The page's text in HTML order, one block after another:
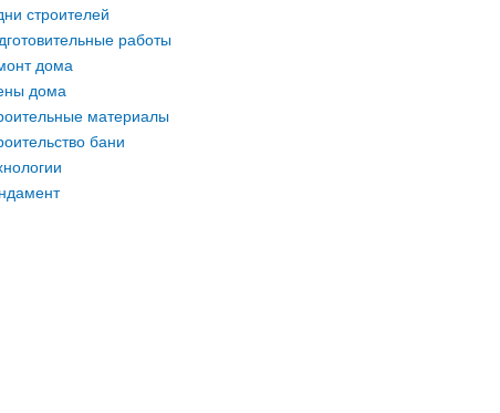
строителей
работы
дома
дома
материалы
бани